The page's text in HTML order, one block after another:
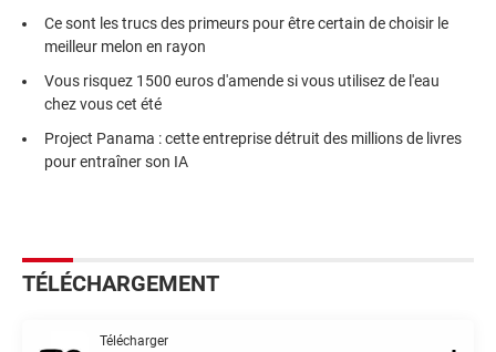
Ce sont les trucs des primeurs pour être certain de choisir le
meilleur melon en rayon
Vous risquez 1500 euros d'amende si vous utilisez de l'eau
chez vous cet été
Project Panama : cette entreprise détruit des millions de livres
pour entraîner son IA
TÉLÉCHARGEMENT
Télécharger